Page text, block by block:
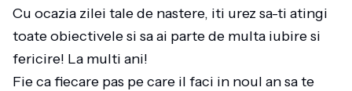
Cu ocazia zilei tale de nastere, iti urez sa-ti atingi
toate obiectivele si sa ai parte de multa iubire si
fericire! La multi ani!
Fie ca fiecare pas pe care il faci in noul an sa te